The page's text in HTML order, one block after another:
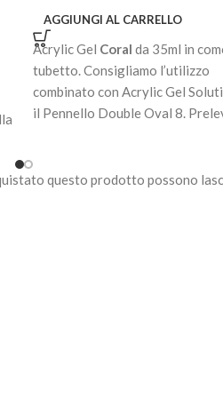
AGGIUNGI AL CARRELLO
Acrylic Gel Coral da 35ml in
tubetto. Consigliamo l’utilizzo
combinato con Acrylic Gel
il Pennello Double Oval 8.
Modellare il prodotto solo
questo prodotto possono